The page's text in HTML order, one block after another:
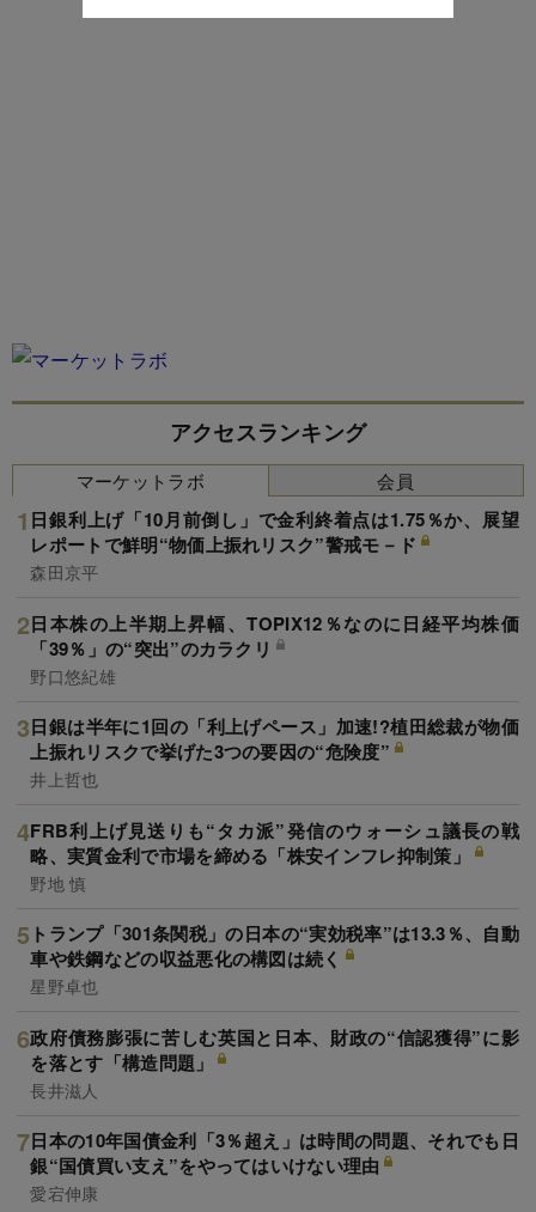
アクセスランキング
マーケットラボ
日銀利上げ「10月前倒し」で金利終着点は1.75％か、展望
レポートで鮮明“物価上振れリスク”警戒モ－ド
森田京平
日本株の上半期上昇幅、TOPIX12％なのに日経平均株価
「39％」の“突出”のカラクリ
野口悠紀雄
日銀は半年に1回の「利上げペース」加速!?植田総裁が物価
上振れリスクで挙げた3つの要因の“危険度”
井上哲也
FRB利上げ見送りも“タカ派”発信のウォーシュ議長の戦
略、実質金利で市場を締める「株安インフレ抑制策」
野地 慎
トランプ「301条関税」の日本の“実効税率”は13.3％、自動
車や鉄鋼などの収益悪化の構図は続く
星野卓也
政府債務膨張に苦しむ英国と日本、財政の“信認獲得”に影
を落とす「構造問題」
長井滋人
日本の10年国債金利「3％超え」は時間の問題、それでも日
銀“国債買い支え”をやってはいけない理由
愛宕伸康
会員